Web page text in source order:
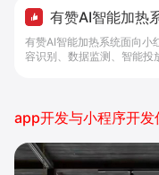
有赞AI智能加热
提效解决方案 -
有赞AI智能加热系统面向小
容识别、数据监测、智能投